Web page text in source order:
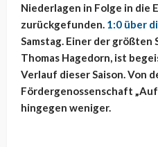
Niederlagen in Folge in die
zurückgefunden. 1:0 über
Samstag. Einer der größten
Thomas Hagedorn, ist
Verlauf dieser Saison. Von
Fördergenossenschaft „Auf
hingegen weniger.